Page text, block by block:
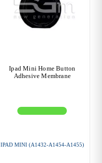
Ipad Mini Home Button
Adhesive Membrane
IPAD MINI (A1432-A1454-A1455)